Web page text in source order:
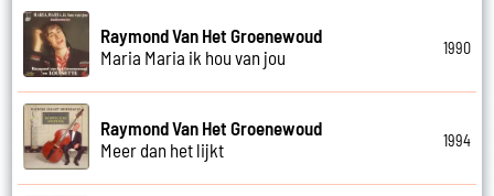
Raymond Van Het Groenewoud
Maria Maria ik hou van jou
1990
Raymond Van Het Groenewoud
Meer dan het lijkt
1994